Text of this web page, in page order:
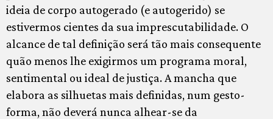
ideia de corpo autogerado (e autogerido) se
estivermos cientes da sua imprescutabilidade. O
alcance de tal definição será tão mais consequente
quão menos lhe exigirmos um programa moral,
sentimental ou ideal de justiça. A mancha que
elabora as silhuetas mais definidas, num gesto-
forma, não deverá nunca alhear-se da